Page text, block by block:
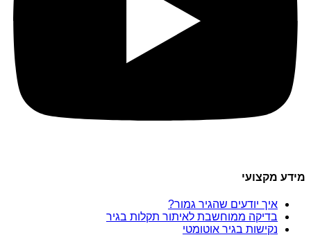
מידע מקצועי
איך יודעים שהגיר גמור?
בדיקה ממוחשבת לאיתור תקלות בגיר
נקישות בגיר אוטומטי